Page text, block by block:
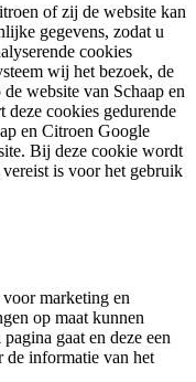
of zij de website kan
gegevens, zodat u
cookies
wij het bezoek, de
website van Schaap en
deze cookies gedurende
en Citroen Google
Bij deze cookie wordt
is voor het gebruik
marketing en
op maat kunnen
gaat en deze een
de informatie van het